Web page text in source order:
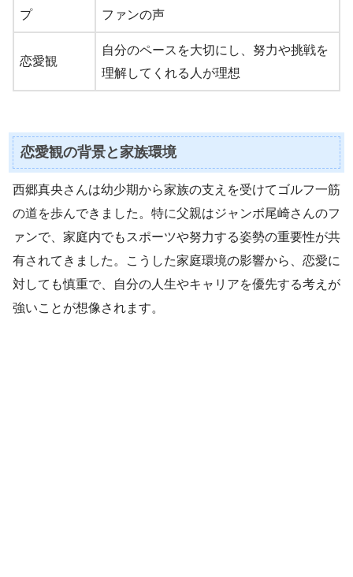
プ
ファンの声
恋愛観
自分のペースを大切にし、努力や挑戦を
理解してくれる人が理想
恋愛観の背景と家族環境
西郷真央さんは幼少期から家族の支えを受けてゴルフ一筋
の道を歩んできました。特に父親はジャンボ尾崎さんのフ
ァンで、家庭内でもスポーツや努力する姿勢の重要性が共
有されてきました。こうした家庭環境の影響から、恋愛に
対しても慎重で、自分の人生やキャリアを優先する考えが
強いことが想像されます。